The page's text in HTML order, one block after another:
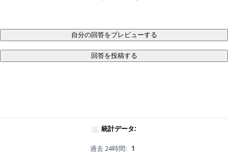
自分の回答をプレビューする
回答を投稿する
統計データ:
過去 24時間: 1